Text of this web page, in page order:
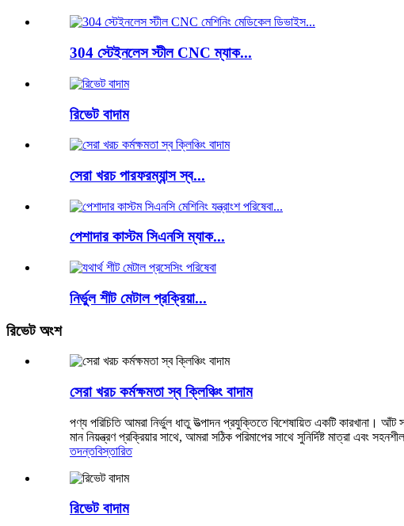
304 স্টেইনলেস স্টীল CNC ম্যাক...
রিভেট বাদাম
সেরা খরচ পারফরম্যান্স স্ব...
পেশাদার কাস্টম সিএনসি ম্যাক...
নির্ভুল শীট মেটাল প্রক্রিয়া...
রিভেট অংশ
সেরা খরচ কর্মক্ষমতা স্ব ক্লিঞ্চিং বাদাম
পণ্য পরিচিতি আমরা নির্ভুল ধাতু উত্পাদন প্রযুক্তিতে বিশেষায়িত একটি কারখানা।
মান নিয়ন্ত্রণ প্রক্রিয়ার সাথে, আমরা সঠিক পরিমাপের সাথে সুনির্দিষ্ট মাত্রা এবং
তদন্তবিস্তারিত
রিভেট বাদাম